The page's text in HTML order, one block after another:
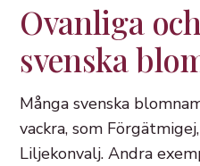
Ovanliga
svenska
Många svenska
vackra, som
Liljekonvalj. Andra